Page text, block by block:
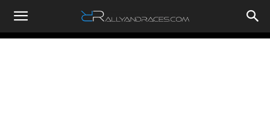
RallyandRaces.com